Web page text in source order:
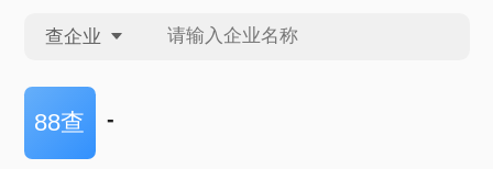
查企业
查企业
88查 -